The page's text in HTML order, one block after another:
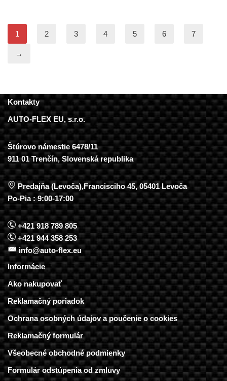
1 2 3 4 5 6 7
→
Kontakty
AUTO-FLEX EU, s.r.o.
Štúrovo námestie 6478/11
911 01 Trenčín, Slovenská republika
Predajňa (Levoča),Francisciho 45, 05401 Levoča
Po-Pia : 9:00-17:00
+421 918 789 805
+421 944 358 253
info@auto-flex.eu
Informácie
Ako nakupovať
Reklamačný poriadok
Ochrana osobných údajov a poučenie o cookies
Reklamačný formulár
Všeobecné obchodné podmienky
Formulár odstúpenia od zmluvy